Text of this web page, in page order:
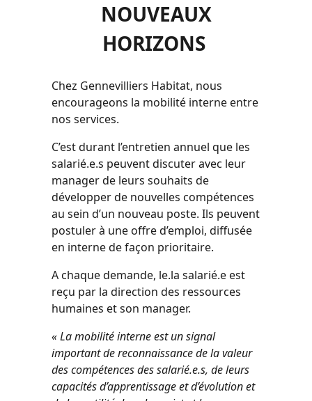
NOUVEAUX
HORIZONS
Chez Gennevilliers Habitat, nous
encourageons la mobilité interne entre
nos services.
C’est durant l’entretien annuel que les
salarié.e.s peuvent discuter avec leur
manager de leurs souhaits de
développer de nouvelles compétences
au sein d’un nouveau poste. Ils peuvent
postuler à une offre d’emploi, diffusée
en interne de façon prioritaire.
A chaque demande, le.la salarié.e est
reçu par la direction des ressources
humaines et son manager.
« La mobilité interne est un signal
important de reconnaissance de lavaleur
des compétences des salarié.e.s, de leurs
capacités d’apprentissage etd’évolution et